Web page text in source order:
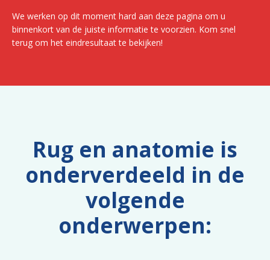
We werken op dit moment hard aan deze pagina om u
binnenkort van de juiste informatie te voorzien. Kom snel
terug om het eindresultaat te bekijken!
Rug en anatomie is
onderverdeeld in de
volgende
onderwerpen: